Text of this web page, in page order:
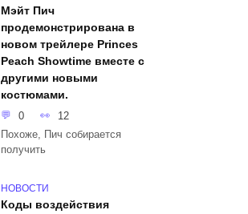
Мэйт Пич
продемонстрирована в
новом трейлере Princes
Peach Showtime вместе с
другими новыми
костюмами.
0
12
Похоже, Пич собирается
получить
НОВОСТИ
Коды воздействия